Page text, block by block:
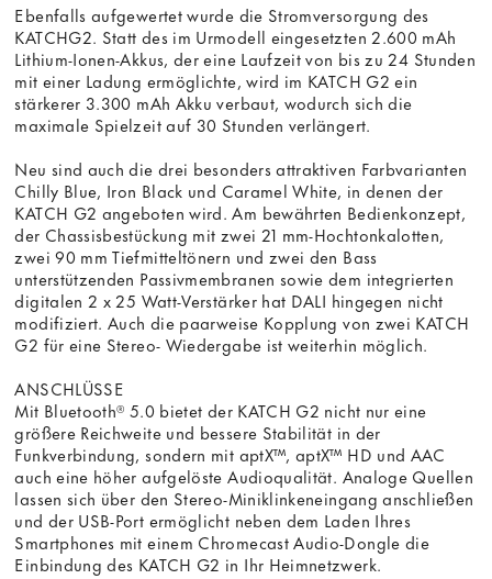
Ebenfalls aufgewertet wurde die Stromversorgung des
KATCHG2. Statt des im Urmodell eingesetzten 2.600 mAh
Lithium-Ionen-Akkus, der eine Laufzeit von bis zu 24 Stunden
mit einer Ladung ermöglichte, wird im KATCH G2 ein
stärkerer 3.300 mAh Akku verbaut, wodurch sich die
maximale Spielzeit auf 30 Stunden verlängert.
Neu sind auch die drei besonders attraktiven Farbvarianten
Chilly Blue, Iron Black und Caramel White, in denen der
KATCH G2 angeboten wird. Am bewährten Bedienkonzept,
der Chassisbestückung mit zwei 21 mm-Hochtonkalotten,
zwei 90 mm Tiefmitteltönern und zwei den Bass
unterstützenden Passivmembranen sowie dem integrierten
digitalen 2 x 25 Watt-Verstärker hat DALI hingegen nicht
modifiziert. Auch die paarweise Kopplung von zwei KATCH
G2 für eine Stereo- Wiedergabe ist weiterhin möglich.
ANSCHLÜSSE
Mit Bluetooth® 5.0 bietet der KATCH G2 nicht nur eine
größere Reichweite und bessere Stabilität in der
Funkverbindung, sondern mit aptX™, aptX™ HD und AAC
auch eine höher aufgelöste Audioqualität. Analoge Quellen
lassen sich über den Stereo-Miniklinkeneingang anschließen
und der USB-Port ermöglicht neben dem Laden Ihres
Smartphones mit einem Chromecast Audio-Dongle die
Einbindung des KATCH G2 in Ihr Heimnetzwerk.